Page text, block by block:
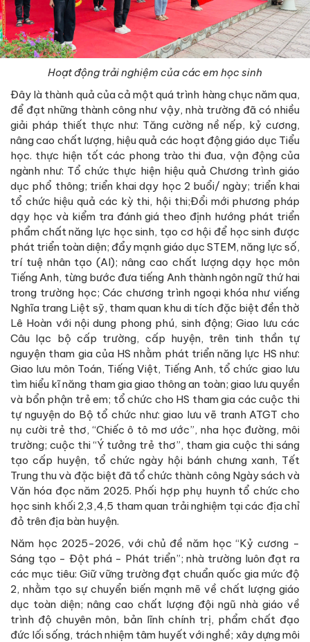
Hoạt động trải nghiệm của các em học sinh
Đây là thành quả của cả một quá trình hàng chục năm qua,
để đạt những thành công như vậy, nhà trường đã có nhiều
giải pháp thiết thực như: Tăng cường nề nếp, kỷ cương,
nâng cao chất lượng, hiệu quả các hoạt động giáo dục Tiểu
học. thực hiện tốt các phong trào thi đua, vận động của
ngành như: Tổ chức thực hiện hiệu quả Chương trình giáo
dục phổ thông; triển khai dạy học 2 buổi/ ngày; triển khai
tổ chức hiệu quả các kỳ thi, hội thi;Đổi mới phương pháp
dạy học và kiểm tra đánh giá theo định hướng phát triển
phẩm chất năng lực học sinh, tạo cơ hội để học sinh được
phát triển toàn diện; đẩy mạnh giáo dục STEM, năng lực số,
trí tuệ nhân tạo (AI); nâng cao chất lượng dạy học môn
Tiếng Anh, từng bước đưa tiếng Anh thành ngôn ngữ thứ hai
trong trường học; Các chương trình ngoại khóa như viếng
Nghĩa trang Liệt sỹ, tham quan khu di tích đặc biệt đền thờ
Lê Hoàn với nội dung phong phú, sinh động; Giao lưu các
Câu lạc bộ cấp trường, cấp huyện, trên tinh thần tự
nguyện tham gia của HS nhằm phát triển năng lực HS như:
Giao lưu môn Toán, Tiếng Việt, Tiếng Anh, tổ chức giao lưu
tìm hiểu kĩ năng tham gia giao thông an toàn; giao lưu quyền
và bổn phận trẻ em; tổ chức cho HS tham gia các cuộc thi
tự nguyện do Bộ tổ chức như: giao lưu vẽ tranh ATGT cho
nụ cười trẻ thơ, “Chiếc ô tô mơ ước”, nha học đường, môi
trường; cuộc thi “Ý tưởng trẻ thơ”, tham gia cuộc thi sáng
tạo cấp huyện, tổ chức ngày hội bánh chưng xanh, Tết
Trung thu và đặc biệt đã tổ chức thành công Ngày sách và
Văn hóa đọc năm 2025. Phối hợp phụ huynh tổ chức cho
học sinh khối 2,3,4,5 tham quan trải nghiệm tại các địa chỉ
đỏ trên địa bàn huyện.
Năm học 2025-2026, với chủ đề năm học “Kỷ cương -
Sáng tạo - Đột phá - Phát triển”; nhà trường luôn đạt ra
các mục tiêu: Giữ vững trường đạt chuẩn quốc gia mức độ
2, nhằm tạo sự chuyển biến mạnh mẽ về chất lượng giáo
dục toàn diện; nâng cao chất lượng đội ngũ nhà giáo về
trình độ chuyên môn, bản lĩnh chính trị, phẩm chất đạo
đức lối sống, trách nhiệm tâm huyết với nghề; xây dựng môi